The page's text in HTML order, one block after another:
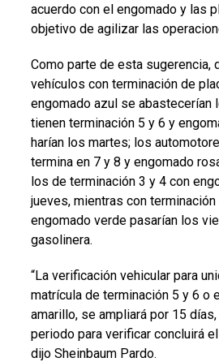
acuerdo con el engomado y las
objetivo de agilizar las
Como parte de esta sugerencia,
vehículos con terminación de
engomado azul se abastecerían
tienen terminación 5 y 6 y
harían los martes; los
termina en 7 y 8 y engomado
los de terminación 3 y 4 con
jueves, mientras con
engomado verde pasarían los
gasolinera.
“La verificación vehicular para
matrícula de terminación 5 y 6 o
amarillo, se ampliará por 15
periodo para verificar concluirá
dijo Sheinbaum Pardo.